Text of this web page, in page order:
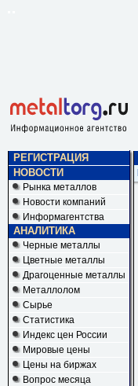
РЕГИСТРАЦИЯ
НОВОСТИ
Рынка металлов
Новости компаний
Информагентства
АНАЛИТИКА
Черные металлы
Цветные металлы
Драгоценные металлы
Металлолом
Сырье
Статистика
Индекс цен России
Мировые цены
Цены на биржах
Вопрос месяца